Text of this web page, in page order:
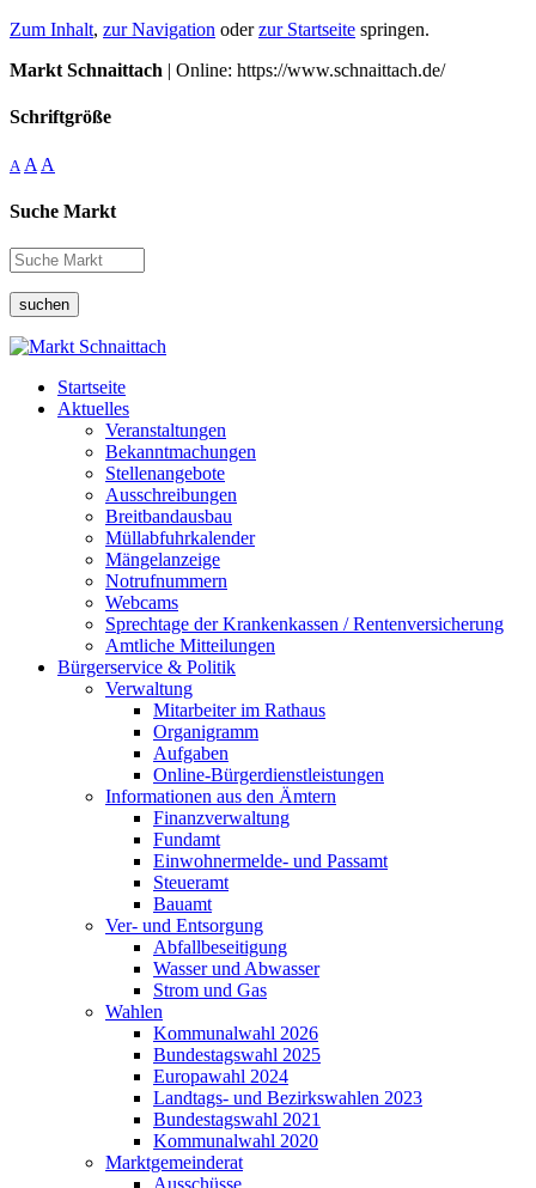
Zum Inhalt, zur Navigation oderzur Startseite springen.
Markt Schnaittach | Online: https://www.schnaittach.de/
Schriftgröße
A A A
Suche Markt
suchen
Startseite
Aktuelles
Veranstaltungen
Bekanntmachungen
Stellenangebote
Ausschreibungen
Breitbandausbau
Müllabfuhrkalender
Mängelanzeige
Notrufnummern
Webcams
Sprechtage der Krankenkassen / Rentenversicherung
Amtliche Mitteilungen
Bürgerservice & Politik
Verwaltung
Mitarbeiter im Rathaus
Organigramm
Aufgaben
Online-Bürgerdienstleistungen
Informationen aus den Ämtern
Finanzverwaltung
Fundamt
Einwohnermelde- und Passamt
Steueramt
Bauamt
Ver- und Entsorgung
Abfallbeseitigung
Wasser und Abwasser
Strom und Gas
Wahlen
Kommunalwahl 2026
Bundestagswahl 2025
Europawahl 2024
Landtags- und Bezirkswahlen 2023
Bundestagswahl 2021
Kommunalwahl 2020
Marktgemeinderat
Ausschüsse